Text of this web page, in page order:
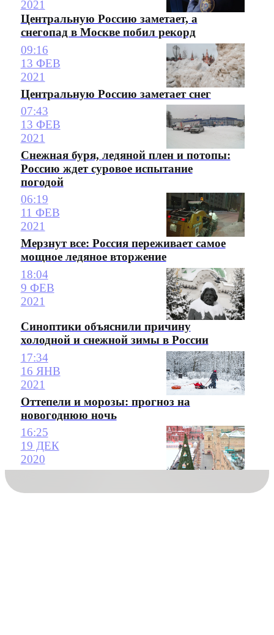
2021
Центральную Россию заметает, а
снегопад в Москве побил рекорд
09:16
13 ФЕВ
2021
Центральную Россию заметает снег
07:43
13 ФЕВ
2021
Снежная буря, ледяной плен и потопы:
Россию ждет суровое испытание
погодой
06:19
11 ФЕВ
2021
Мерзнут все: Россия переживает самое
мощное ледяное вторжение
18:04
9 ФЕВ
2021
Синоптики объяснили причину
холодной и снежной зимы в России
17:34
16 ЯНВ
2021
Оттепели и морозы: прогноз на
новогоднюю ночь
16:25
19 ДЕК
2020